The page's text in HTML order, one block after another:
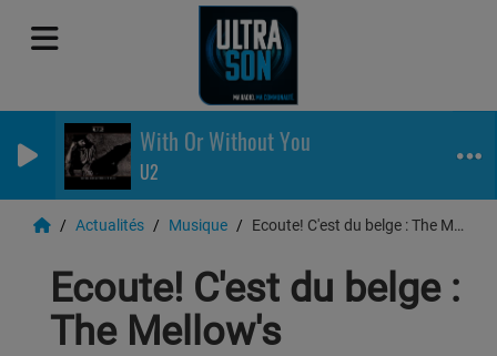
With Or Without You
U2
Actualités Musique Ecoute! C'est du belge : The Mellow's
Ecoute! C'est du belge :
The Mellow's